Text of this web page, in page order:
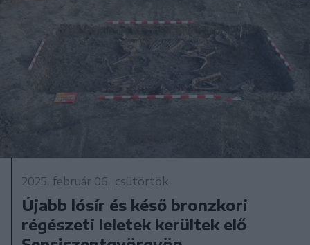
2025. február 06., csütörtök
Újabb lósír és késő bronzkori
régészeti leletek kerültek elő